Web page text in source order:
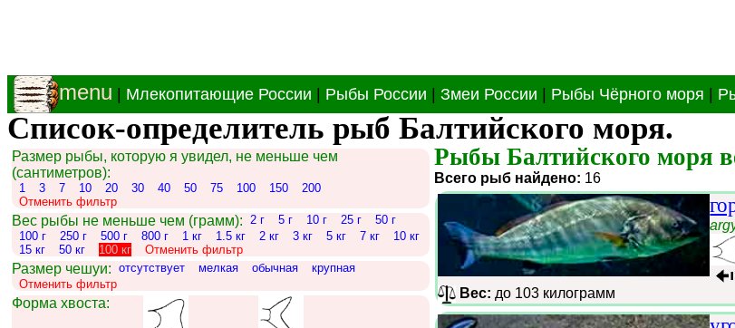
menu Млекопитающие России Рыбы России Змеи России Рыбы Чёрного моря
Список-определитель рыб Балтийского моря.
Размер рыбы, которую я увидел, не меньше чем
(сантиметров):
1 3 7 10 20 30 40 50 75 100 150
200
Отменить фильтр
Вес рыбы не меньше чем (грамм): 2 г 5 г 10 г 25 г
50 г
100 г
250 г 500 г 800 г 1 кг 1.5 кг 2 кг 3 кг 5 кг 7 кг
10 кг
15 кг
50 кг 100 кг Отменить фильтр
Размер чешуи: отсутствует мелкая обычная
крупная
Отменить фильтр
Форма хвоста:
Рыбы Балтийского моря
Всего рыб найдено: 16
Вес: до 103 килограмм